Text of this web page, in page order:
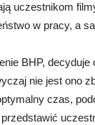
uczestnikom
w pracy, a
BHP, decyduje
nie jest ono
czas,